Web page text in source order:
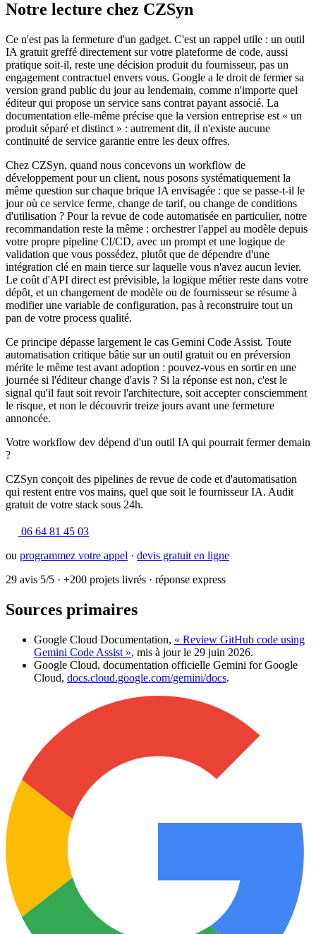
Notre lecture chez CZSyn
Ce n'est pas la fermeture d'un gadget. C'est un rappel utile : un outil
IA gratuit greffé directement sur votre plateforme de code, aussi
pratique soit-il, reste une décision produit du fournisseur, pas un
engagement contractuel envers vous. Google a le droit de fermer sa
version grand public du jour au lendemain, comme n'importe quel
éditeur qui propose un service sans contrat payant associé. La
documentation elle-même précise que la version entreprise est « un
produit séparé et distinct » : autrement dit, il n'existe aucune
continuité de service garantie entre les deux offres.
Chez CZSyn, quand nous concevons un workflow de
développement pour un client, nous posons systématiquement la
même question sur chaque brique IA envisagée : que se passe-t-il le
jour où ce service ferme, change de tarif, ou change de conditions
d'utilisation ? Pour la revue de code automatisée en particulier, notre
recommandation reste la même : orchestrer l'appel au modèle depuis
votre propre pipeline CI/CD, avec un prompt et une logique de
validation que vous possédez, plutôt que de dépendre d'une
intégration clé en main tierce sur laquelle vous n'avez aucun levier.
Le coût d'API direct est prévisible, la logique métier reste dans votre
dépôt, et un changement de modèle ou de fournisseur se résume à
modifier une variable de configuration, pas à reconstruire tout un
pan de votre process qualité.
Ce principe dépasse largement le cas Gemini Code Assist. Toute
automatisation critique bâtie sur un outil gratuit ou en préversion
mérite le même test avant adoption : pouvez-vous en sortir en une
journée si l'éditeur change d'avis ? Si la réponse est non, c'est le
signal qu'il faut soit revoir l'architecture, soit accepter consciemment
le risque, et non le découvrir treize jours avant une fermeture
annoncée.
Votre workflow dev dépend d'un outil IA qui pourrait fermer demain
?
CZSyn conçoit des pipelines de revue de code et d'automatisation
qui restent entre vos mains, quel que soit le fournisseur IA. Audit
gratuit de votre stack sous 24h.
06 64 81 45 03
ou programmez votre appel · devis gratuit en ligne
29 avis 5/5 · +200 projets livrés · réponse express
Sources primaires
Google Cloud Documentation, « Review GitHub code using
Gemini Code Assist », mis à jour le 29 juin 2026.
Google Cloud, documentation officielle Gemini for Google
Cloud, docs.cloud.google.com/gemini/docs.